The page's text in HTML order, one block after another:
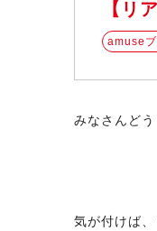
【リ
amuse
みなさんど
気が付けば